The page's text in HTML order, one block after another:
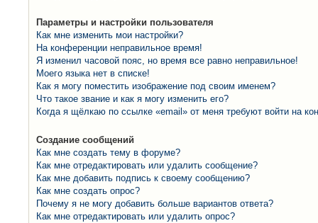
Параметры и настройки пользователя
Как мне изменить мои настройки?
На конференции неправильное время!
Я изменил часовой пояс, но время все равно неправильное!
Моего языка нет в списке!
Как я могу поместить изображение под своим именем?
Что такое звание и как я могу изменить его?
Когда я щёлкаю по ссылке «email» от меня требуют войти на
Создание сообщений
Как мне создать тему в форуме?
Как мне отредактировать или удалить сообщение?
Как мне добавить подпись к своему сообщению?
Как мне создать опрос?
Почему я не могу добавить больше вариантов ответа?
Как мне отредактировать или удалить опрос?